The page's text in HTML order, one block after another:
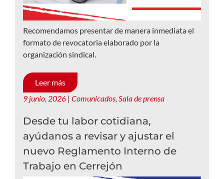
Recomendamos presentar de manera inmediata el
formato de revocatoria elaborado por la
organización sindical.
Leer más
9 junio, 2026 | Comunicados, Sala de prensa
Desde tu labor cotidiana,
ayúdanos a revisar y ajustar el
nuevo Reglamento Interno de
Trabajo en Cerrejón